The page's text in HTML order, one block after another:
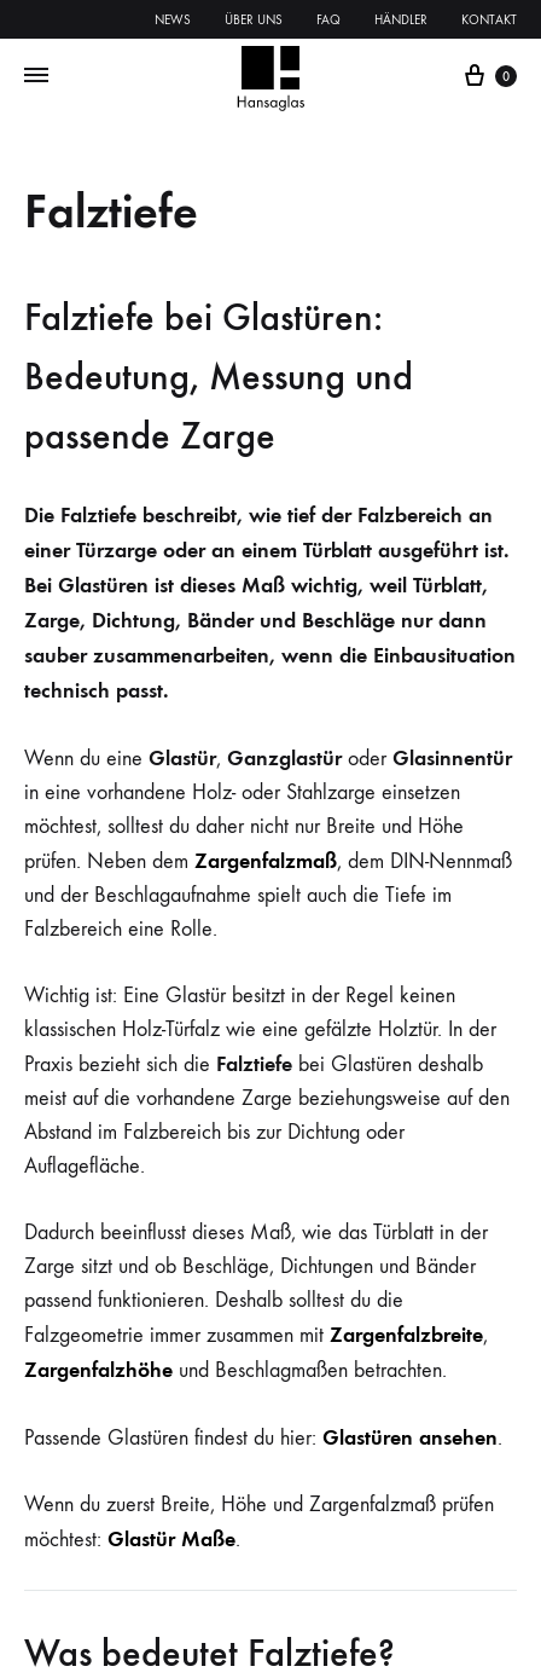
NEWS ÜBER UNS FAQ HÄNDLER KONTAKT
0
Falztiefe
Falztiefe bei Glastüren:
Bedeutung, Messung und
passende Zarge
Die Falztiefe beschreibt, wie tief der Falzbereich an
einer Türzarge oder an einem Türblatt ausgeführt ist.
Bei Glastüren ist dieses Maß wichtig, weil Türblatt,
Zarge, Dichtung, Bänder und Beschläge nur dann
sauber zusammenarbeiten, wenn die Einbausituation
technisch passt.
Wenn du eine Glastür, GanzglastüroderGlasinnentür
in eine vorhandene Holz- oder Stahlzarge einsetzen
möchtest, solltest du daher nicht nur Breite und Höhe
prüfen. Neben dem Zargenfalzmaß, dem DIN-Nennmaß
und der Beschlagaufnahme spielt auch die Tiefe im
Falzbereich eine Rolle.
Wichtig ist: Eine Glastür besitzt in der Regel keinen
klassischen Holz-Türfalz wie eine gefälzte Holztür. In der
Praxis bezieht sich die Falztiefe bei Glastüren deshalb
meist auf die vorhandene Zarge beziehungsweise auf den
Abstand im Falzbereich bis zur Dichtung oder
Auflagefläche.
Dadurch beeinflusst dieses Maß, wie das Türblatt in der
Zarge sitzt und ob Beschläge, Dichtungen und Bänder
passend funktionieren. Deshalb solltest du die
Falzgeometrie immer zusammen mit Zargenfalzbreite,
Zargenfalzhöhe und Beschlagmaßen betrachten.
Passende Glastüren findest du hier: Glastüren ansehen.
Wenn du zuerst Breite, Höhe und Zargenfalzmaß prüfen
möchtest: Glastür Maße.
Was bedeutet Falztiefe?